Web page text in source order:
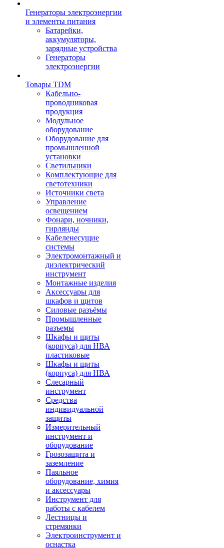
Генераторы электроэнергии
и элементы питания
Батарейки,
аккумуляторы,
зарядные устройства
Генераторы
электроэнергии
Товары TDM
Кабельно-
проводниковая
продукция
Модульное
оборудование
Оборудование для
промышленной
установки
Светильники
Комплектующие для
светотехники
Источники света
Управление
освещением
Фонари, ночники,
гирлянды
Кабеленесущие
системы
Электромонтажный и
диэлектрический
инструмент
Монтажные изделия
Аксессуары для
шкафов и щитов
Силовые разъёмы
Промышленные
разъемы
Шкафы и щиты
(корпуса) для НВА
пластиковые
Шкафы и щиты
(корпуса) для НВА
Слесарный
инструмент
Средства
индивидуальной
защиты
Измерительный
инструмент и
оборудование
Грозозащита и
заземление
Паяльное
оборудование, химия
и аксессуары
Инструмент для
работы с кабелем
Лестницы и
стремянки
Электроинструмент и
оснастка